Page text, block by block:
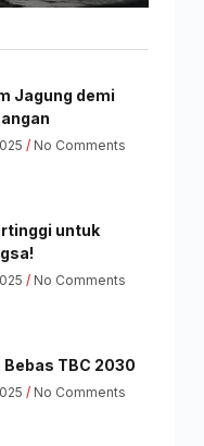
Jagung demi
No Comments
untuk
No Comments
TBC 2030
No Comments